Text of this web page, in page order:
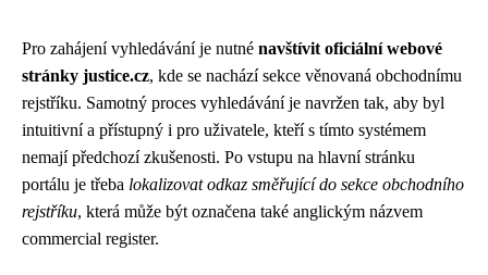
Pro zahájení vyhledávání je nutné navštívit oficiální webové
stránky justice.cz, kde se nachází sekce věnovaná obchodnímu
rejstříku. Samotný proces vyhledávání je navržen tak, aby byl
intuitivní a přístupný i pro uživatele, kteří s tímto systémem
nemají předchozí zkušenosti. Po vstupu na hlavní stránku
portálu je třeba lokalizovat odkaz směřující do sekce obchodního
rejstříku, která může být označena také anglickým názvem
commercial register.